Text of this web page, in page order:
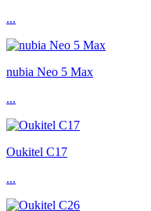
...
nubia Neo 5 Max
...
Oukitel C17
...